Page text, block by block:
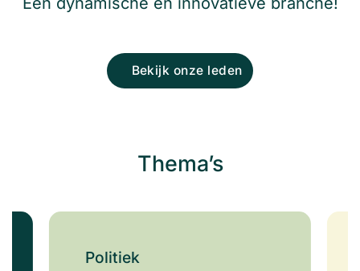
Bekijk onze leden
Thema’s
Politiek